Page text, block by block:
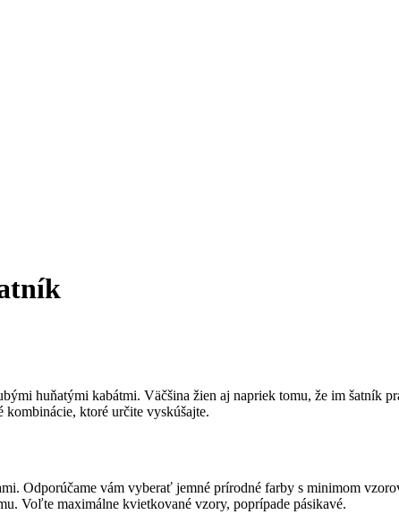
huňatými kabátmi. Väčšina žien aj napriek tomu, že im šatník
kombinácie, ktoré určite vyskúšajte.
Odporúčame vám vyberať jemné prírodné farby s minimom
Voľte maximálne kvietkované vzory, poprípade pásikavé.